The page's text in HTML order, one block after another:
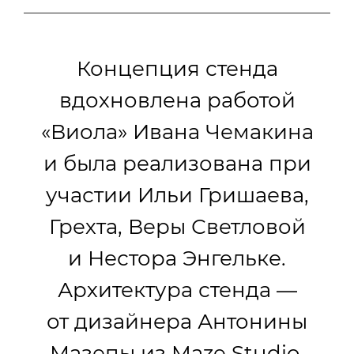
Концепция стенда
вдохновлена работой
«Виола» Ивана Чемакина
и была реализована при
участии Ильи Гришаева,
Грехта, Веры Светловой
и Нестора Энгельке.
Архитектура стенда —
от дизайнера Антонины